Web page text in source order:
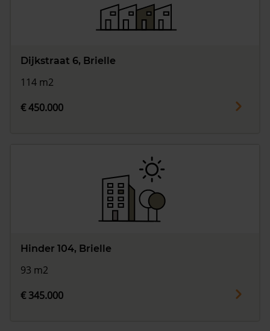
Dijkstraat 6, Brielle
114 m2
€ 450.000
Hinder 104, Brielle
93 m2
€ 345.000